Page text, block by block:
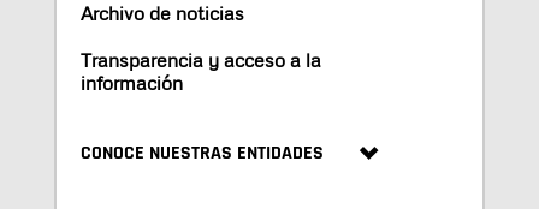
Archivo de noticias
Transparencia y acceso a la
información
CONOCE NUESTRAS ENTIDADES